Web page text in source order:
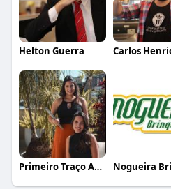
Helton Guerra
Primeiro Traço Arquitetura